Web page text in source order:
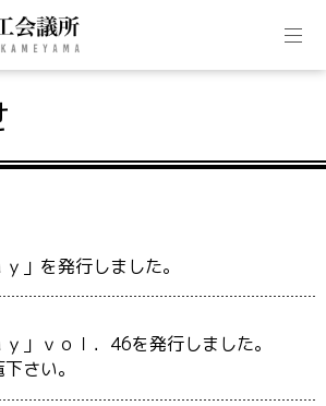
」を発行しました。
」ｖｏｌ．46を発行しました。
さい。